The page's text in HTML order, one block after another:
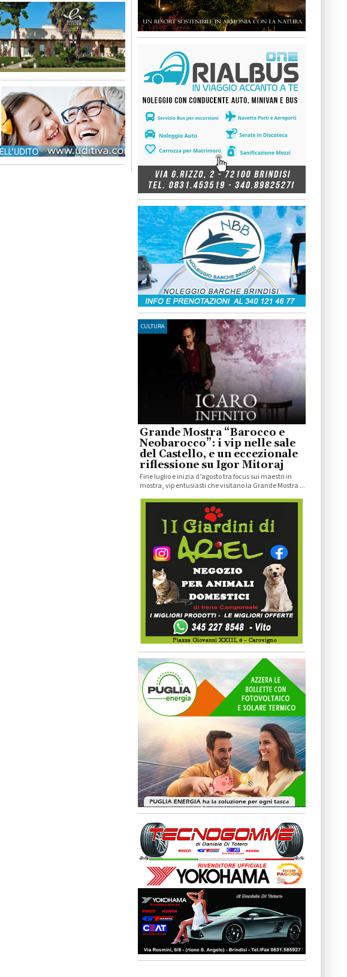
CULTURA
Grande Mostra “Barocco e
Neobarocco”: i vip nelle sale
del Castello, e un eccezionale
riflessione su Igor Mitoraj
Fine luglio e inizia d’agosto tra focus sui maestri in
mostra, vip entusiasti che visitano la Grande Mostra ...